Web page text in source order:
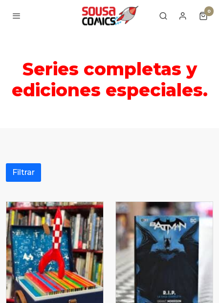
0
Series completas y
ediciones especiales.
Filtrar